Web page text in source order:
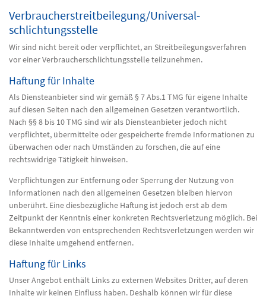
Verbraucher­streit­beilegung/Universal­
schlichtungs­stelle
Wir sind nicht bereit oder verpflichtet, an Streitbeilegungsverfahren
vor einer Verbraucherschlichtungsstelle teilzunehmen.
Haftung für Inhalte
Als Diensteanbieter sind wir gemäß § 7 Abs.1 TMG für eigene Inhalte
auf diesen Seiten nach den allgemeinen Gesetzen verantwortlich.
Nach §§ 8 bis 10 TMG sind wir als Diensteanbieter jedoch nicht
verpflichtet, übermittelte oder gespeicherte fremde Informationen zu
überwachen oder nach Umständen zu forschen, die auf eine
rechtswidrige Tätigkeit hinweisen.
Verpflichtungen zur Entfernung oder Sperrung der Nutzung von
Informationen nach den allgemeinen Gesetzen bleiben hiervon
unberührt. Eine diesbezügliche Haftung ist jedoch erst ab dem
Zeitpunkt der Kenntnis einer konkreten Rechtsverletzung möglich. Bei
Bekanntwerden von entsprechenden Rechtsverletzungen werden wir
diese Inhalte umgehend entfernen.
Haftung für Links
Unser Angebot enthält Links zu externen Websites Dritter, auf deren
Inhalte wir keinen Einfluss haben. Deshalb können wir für diese